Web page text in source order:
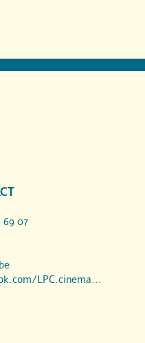
69 07
LPC.cinema...